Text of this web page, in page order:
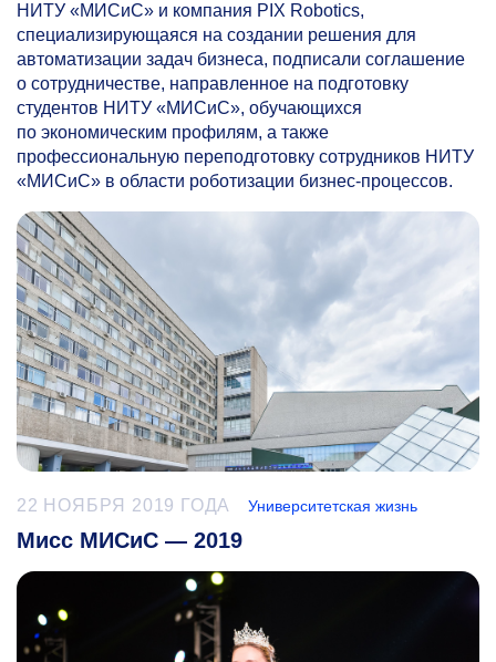
НИТУ «МИСиС» и компания PIX Robotics,
специализирующаяся на создании решения для
автоматизации задач бизнеса, подписали соглашение
о сотрудничестве, направленное на подготовку
студентов НИТУ «МИСиС», обучающихся
по экономическим профилям, а также
профессиональную переподготовку сотрудников НИТУ
«МИСиС» в области роботизации бизнес-процессов.
22 НОЯБРЯ 2019 ГОДА Университетская жизнь
Мисс МИСиС — 2019